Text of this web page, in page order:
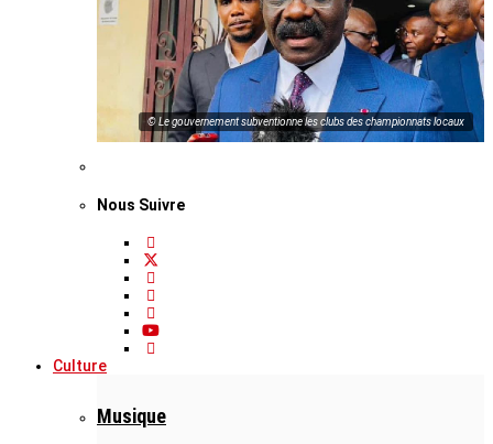
© Le gouvernement subventionne les clubs des championnats locaux
Nous Suivre
Culture
Musique